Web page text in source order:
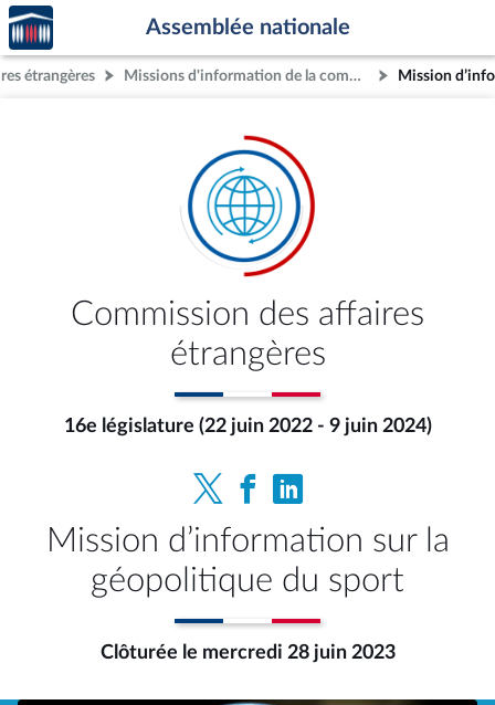
Aller au contenu
Aller en bas de la page
Accèder
à la
page
d'accueil
Assemblée nationale
étrangères Missions d'information de la commission
Commission des affaires
étrangères
16e législature (22 juin 2022 - 9 juin 2024)
Mission d’information sur la
géopolitique du sport
Clôturée le mercredi 28 juin 2023